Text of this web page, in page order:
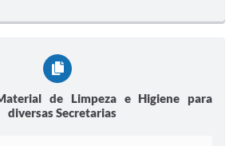
de Limpeza e Higiene para
diversas Secretarias